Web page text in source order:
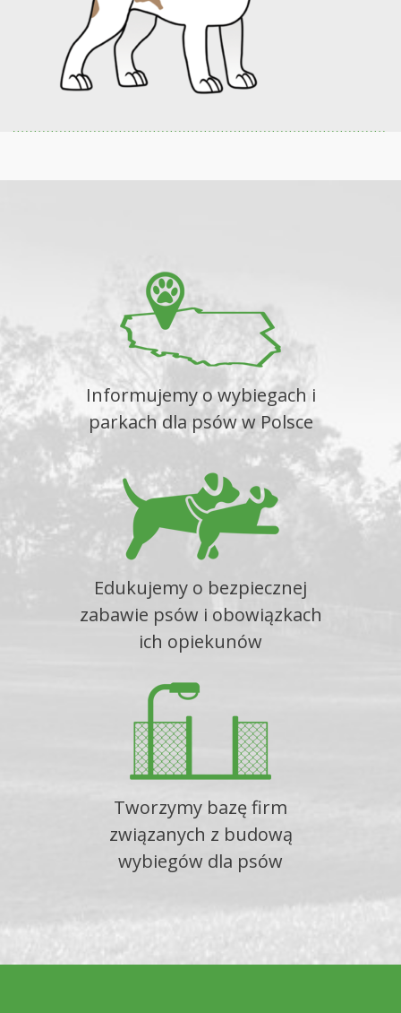
Informujemy o wybiegach i
parkach dla psów w Polsce
Edukujemy o bezpiecznej
zabawie psów i obowiązkach
ich opiekunów
Tworzymy bazę firm
związanych z budową
wybiegów dla psów